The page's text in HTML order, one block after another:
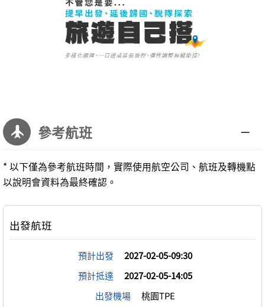
參考航班
* 以下僅為參考航班時間，實際使用航空公司、航班及轉機點
以說明會資料為最終確認。
預計出發
2027-02-05-09:30
預計抵達
2027-02-05-14:05
出發機場
桃園TPE